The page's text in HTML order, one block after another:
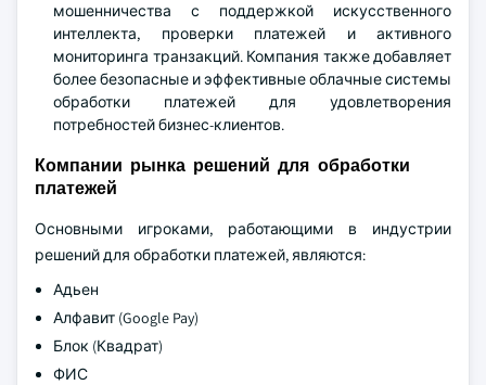
мошенничества с поддержкой искусственного
интеллекта, проверки платежей и активного
мониторинга транзакций. Компания также добавляет
более безопасные и эффективные облачные системы
обработки платежей для удовлетворения
потребностей бизнес-клиентов.
Компании рынка решений для обработки
платежей
Основными игроками, работающими в индустрии
решений для обработки платежей, являются:
Адьен
Алфавит (Google Pay)
Блок (Квадрат)
ФИС